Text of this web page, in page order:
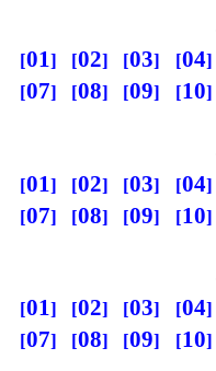
01 02 03 04
07
08 09 10
01 02 03 04
07
08 09 10
01 02 03 04
07
08 09 10